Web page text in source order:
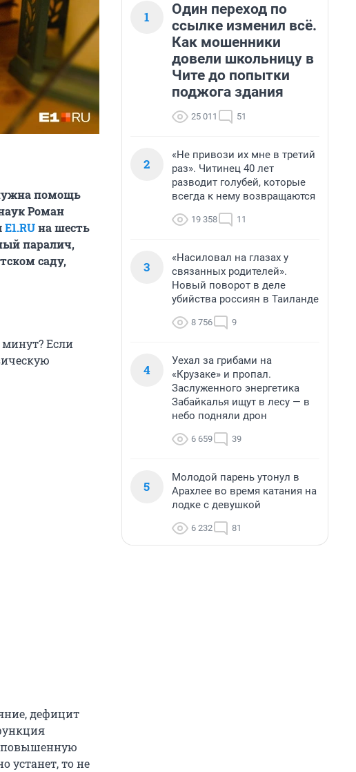
помощь
Роман
E1.RUна шесть
паралич,
саду,
минут? Если
дефицит
повышенную
устанет, то не
1
Один переход по
ссылке изменил всё.
Как мошенники
довели школьницу в
Чите до попытки
поджога здания
25 011 51
2
«Не привози их мне в третий
раз». Читинец 40 лет
разводит голубей, которые
всегда к нему возвращаются
19 358 11
3
«Насиловал на глазах у
связанных родителей».
Новый поворот в деле
убийства россиян в Таиланде
8 756 9
4
Уехал за грибами на
«Крузаке» и пропал.
Заслуженного энергетика
Забайкалья ищут в лесу — в
небо подняли дрон
6 659 39
5
Молодой парень утонул в
Арахлее во время катания на
лодке с девушкой
6 232 81